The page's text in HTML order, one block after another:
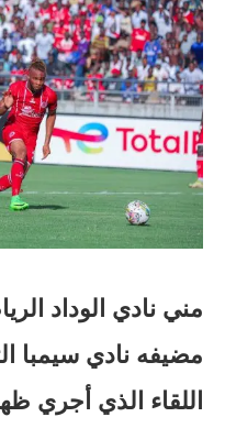
مني نادي الوداد
مضيفه نادي سيمبا
اللقاء الذي أجري